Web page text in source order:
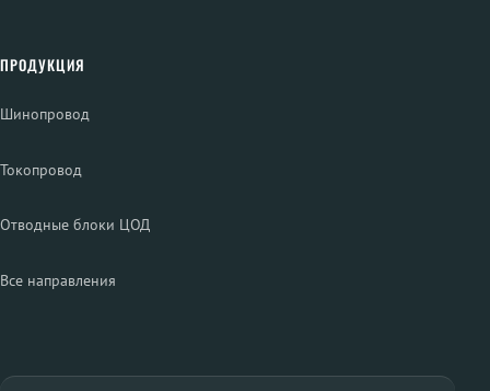
ПРОДУКЦИЯ
Шинопровод
Токопровод
Отводные блоки ЦОД
Все направления